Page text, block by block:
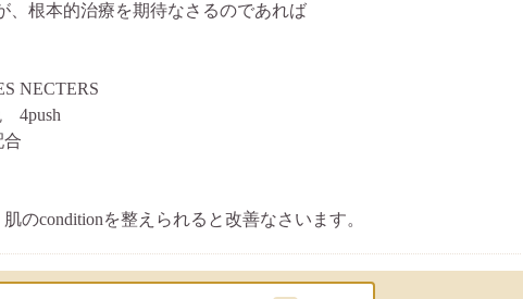
、根本的治療を期待なさるのであれば
NECTERS
4push
合
のconditionを整えられると改善なさいます。